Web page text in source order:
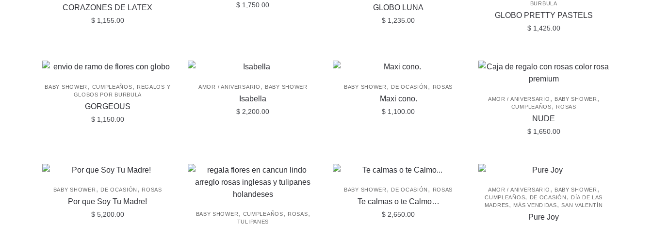
se
en
página
de
producto
CORAZONES DE LATEX
$1,155.00
$ 1,750.00 GLOBO LUNA
$ 1,235.00
BURBULA
GLOBO PRETTY PASTELS
$1,425.00
BABY SHOWER , CUMPLEAÑOS, REGALOS Y
GLOBOS POR BURBULA
GORGEOUS
$1,150.00
AMOR / ANIVERSARIO , BABY SHOWER
Isabella
$ 2,200.00
BABY SHOWER , DE OCASIÓN , ROSAS
Maxi cono.
$ 1,100.00
AMOR / ANIVERSARIO , BABY SHOWER ,
CUMPLEAÑOS, ROSAS
NUDE
$1,650.00
BABY SHOWER , DE OCASIÓN , ROSAS
Por que Soy Tu Madre!
$5,200.00 BABY SHOWER, CUMPLEAÑOS, ROSAS,
TULIPANES
BABY SHOWER , DE OCASIÓN , ROSAS
Te calmas o te Calmo…
$ 2,650.00
AMOR / ANIVERSARIO , BABY SHOWER ,
CUMPLEAÑOS, DE OCASIÓN , DÍA DE LAS
MADRES, MÁS VENDIDAS,SAN VALENTÍN
Pure Joy